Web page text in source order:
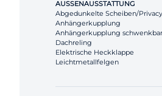
AUSSENAUSSTATTUNG
Abgedunkelte Scheiben/
Anhängerkupplung
Anhängerkupplung schwenkbar
Dachreling
Elektrische Heckklappe
Leichtmetallfelgen